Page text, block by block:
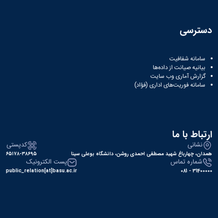
دسترسی
سامانه شفافیت
بیانیه صیانت از داده‌ها
گزارش آماری وب‌ سایت
سامانه فوریت‌های اداری (فؤاد)
ارتباط با ما
نشانی
همدان، چهارباغ شهید مصطفی احمدی روشن، دانشگاه بوعلی سینا
کدپستی
۶۵۱۷۸-۳۸۶۹۵
شماره تماس
31400000 - 081
پست الکترونیک
public_relation[at]basu.ac.ir